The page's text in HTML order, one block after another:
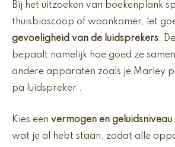
Bij het uitzoeken van boekenplank
thuisbioscoop of woonkamer, let
gevoeligheid van de luidsprekers.
bepaalt namelijk hoe goed ze
andere apparaten zoals je Marley
pa luidspreker .
Kies een vermogen en geluidsniveau
wat je al hebt staan, zodat alle